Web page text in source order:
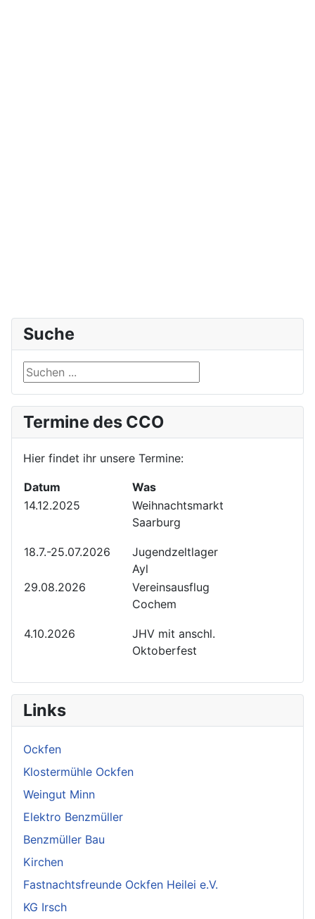
Suche
Suche
Termine des CCO
Hier findet ihr unsere Termine:
Datum
Was
14.12.2025
Weihnachtsmarkt
Saarburg
18.7.-25.07.2026
Jugendzeltlager
Ayl
29.08.2026
Vereinsausflug
Cochem
4.10.2026
JHV mit anschl.
Oktoberfest
Links
Ockfen
Klostermühle Ockfen
Weingut Minn
Elektro Benzmüller
Benzmüller Bau
Kirchen
Fastnachtsfreunde Ockfen Heilei e.V.
KG Irsch